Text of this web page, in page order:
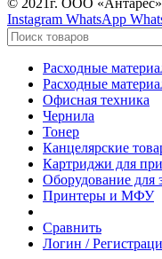
© 2021г. ООО
Instagram WhatsApp
Расходные
Расходные
Офисная техника
Чернила
Тонер
Канцелярские
Картриджи для
Оборудование для
Принтеры и МФУ
Сравнить
Логин /